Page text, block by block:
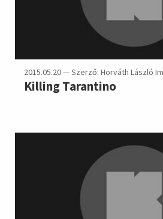
2015.05.20 — Szerző: Horváth László
Killing Tarantino